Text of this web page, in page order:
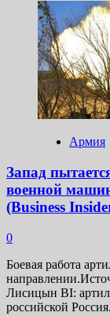
СМИ:
армия
Армия
Запад
военной
(Business
0
Боевая работа
Лисицын BI:
российской